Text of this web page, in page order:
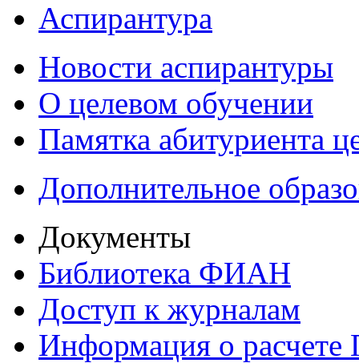
Аспирантура
Новости аспирантуры
О целевом обучении
Памятка абитуриента
Дополнительное
Документы
Библиотека ФИАН
Доступ к журналам
Информация о